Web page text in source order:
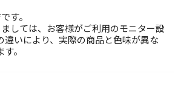
す。
しては、お客様がご利用のモニター設
違いにより、実際の商品と色味が異な
。